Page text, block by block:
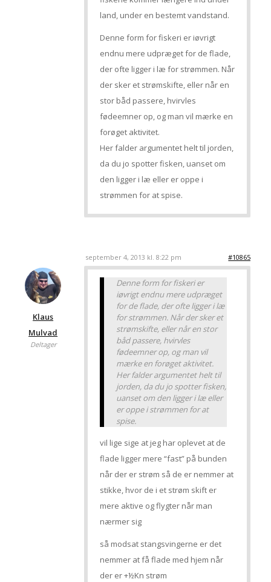
land, under en bestemt vandstand.
Denne form for fiskeri er iøvrigt
endnu mere udpræget for de flade,
der ofte ligger i læ for strømmen. Når
der sker et strømskifte, eller når en
stor båd passere, hvirvles
fødeemner op, og man vil mærke en
forøget aktivitet.
Her falder argumentet helt til jorden,
da du jo spotter fisken, uanset om
den ligger i læ eller er oppe i
strømmen for at spise.
september 4, 2013 kl. 8:22 pm #10865
Klaus
Mulvad
Deltager
Denne form for fiskeri er
iøvrigt endnu mere udpræget
for de flade, der ofte ligger i læ
for strømmen. Når der sker et
strømskifte, eller når en stor
båd passere, hvirvles
fødeemner op, og man vil
mærke en forøget aktivitet.
Her falder argumentet helt til
jorden, da du jo spotter fisken,
uanset om den ligger i læ eller
er oppe i strømmen for at
spise.
vil lige sige at jeg har oplevet at de
flade ligger mere “fast” på bunden
når der er strøm så de er nemmer at
stikke, hvor de i et strøm skift er
mere aktive og flygter når man
nærmer sig
så modsat stangsvingerne er det
nemmer at få flade med hjem når
der er +½Kn strøm